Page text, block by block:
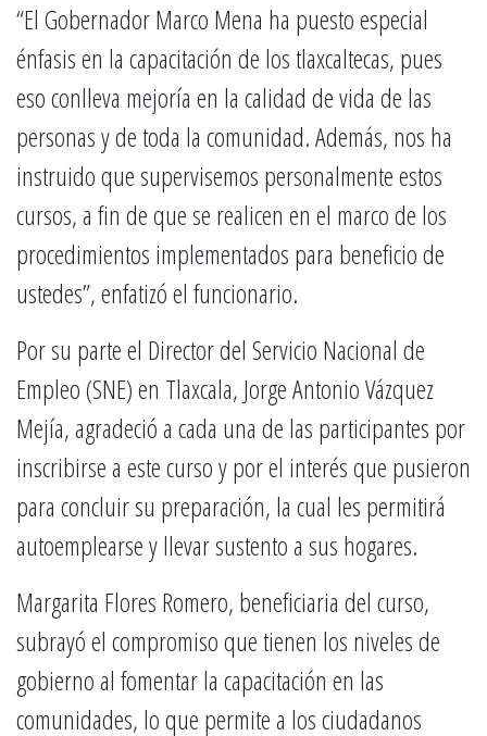
“El Gobernador Marco Mena ha puesto especial
énfasis en la capacitación de los tlaxcaltecas, pues
eso conlleva mejoría en la calidad de vida de las
personas y de toda la comunidad. Además, nos ha
instruido que supervisemos personalmente estos
cursos, a fin de que se realicen en el marco de los
procedimientos implementados para beneficio de
ustedes”, enfatizó el funcionario.
Por su parte el Director del Servicio Nacional de
Empleo (SNE) en Tlaxcala, Jorge Antonio Vázquez
Mejía, agradeció a cada una de las participantes por
inscribirse a este curso y por el interés que pusieron
para concluir su preparación, la cual les permitirá
autoemplearse y llevar sustento a sus hogares.
Margarita Flores Romero, beneficiaria del curso,
subrayó el compromiso que tienen los niveles de
gobierno al fomentar la capacitación en las
comunidades, lo que permite a los ciudadanos